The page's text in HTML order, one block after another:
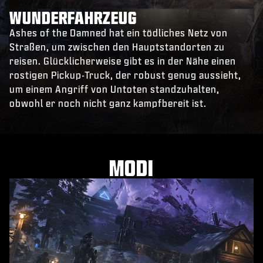
WUNDERFAHRZEUG
Ashes of the Damned hat ein tödliches Netz von
Straßen, um zwischen den Hauptstandorten zu
reisen. Glücklicherweise gibt es in der Nähe einen
rostigen Pickup-Truck, der robust genug aussieht,
um einem Angriff von Untoten standzuhalten,
obwohl er noch nicht ganz kampfbereit ist.
MODI